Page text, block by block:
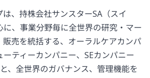
、持株会社サンスターSA（スイ
に、事業分野毎に全世界の研究・マー
販売を統括する、オーラルケアカンパ
ティーカンパニー、SEカンパニー
、全世界のガバナンス、管理機能を